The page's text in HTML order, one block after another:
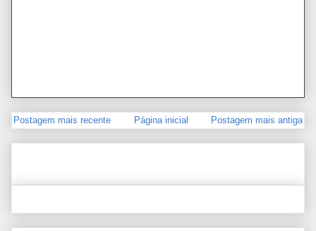
Postagem mais recente Postagem mais antiga
Página inicial